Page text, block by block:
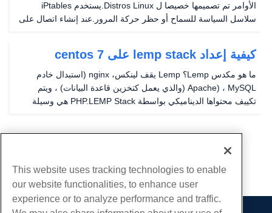
الأوامر تم تصميمها خصيصا ل Distros Linux.يستخدم iPtables
سلاسل السياسة للسماح أو حظر حركة المرور.عند إنشاء اتصال على
كيفية إعداد lemp stack على centos 7
ما هو مكدس Lemp؟ Lemp يقف لينكس، nginx (استبدال خادم
Apache) ، MySQL (والذي يعمل كتخزين قاعدة البيانات) ، ويتم
تكييف محتواها الديناميكي بواسطة PHP.LEMP Stack هي وسيلة
This website uses tracking technologies to enable
our website functionalities, to enhance user
experience or to analyze performance and traffic.